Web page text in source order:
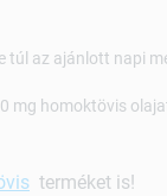
túl az ajánlott napi
mg homoktövis
terméket is!